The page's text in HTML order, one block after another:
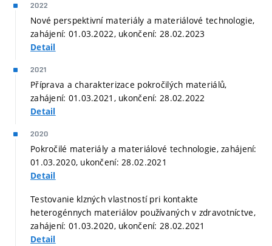
2022
Nové perspektivní materiály a materiálové technologie,
zahájení: 01.03.2022, ukončení: 28.02.2023
Detail
2021
Příprava a charakterizace pokročilých materiálů,
zahájení: 01.03.2021, ukončení: 28.02.2022
Detail
2020
Pokročilé materiály a materiálové technologie, zahájení:
01.03.2020, ukončení: 28.02.2021
Detail
Testovanie klzných vlastností pri kontakte
heterogénnych materiálov používaných v zdravotníctve,
zahájení: 01.03.2020, ukončení: 28.02.2021
Detail